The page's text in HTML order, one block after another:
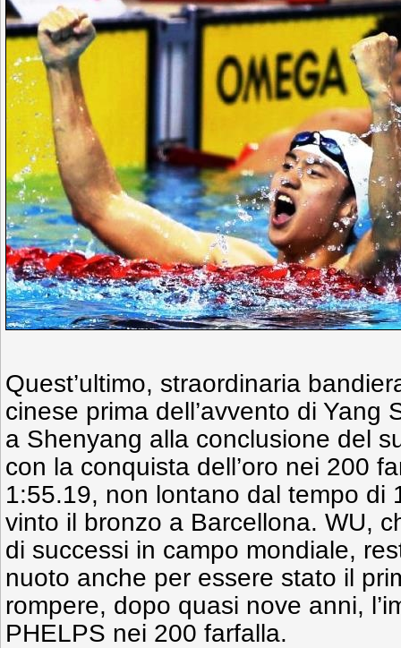
Quest’ultimo, straordinaria
cinese prima dell’avvento di Yang
a Shenyang alla conclusione del
con la conquista dell’oro nei 200
1:55.19, non lontano dal tempo di
vinto il bronzo a Barcellona. WU,
di successi in campo mondiale,
nuoto anche per essere stato il
rompere, dopo quasi nove anni,
PHELPS nei 200 farfalla.